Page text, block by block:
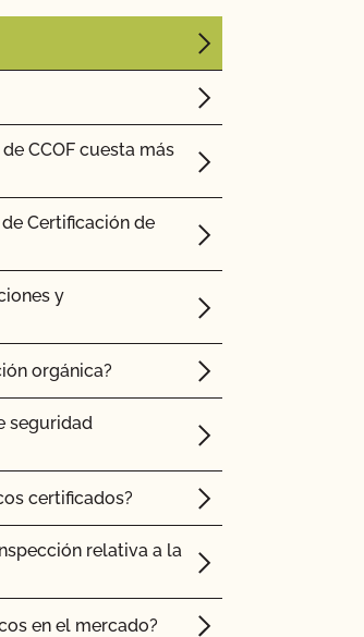
CCOF cuesta más
Certificación de
y
orgánica?
seguridad
certificados?
relativa a la
en el mercado?